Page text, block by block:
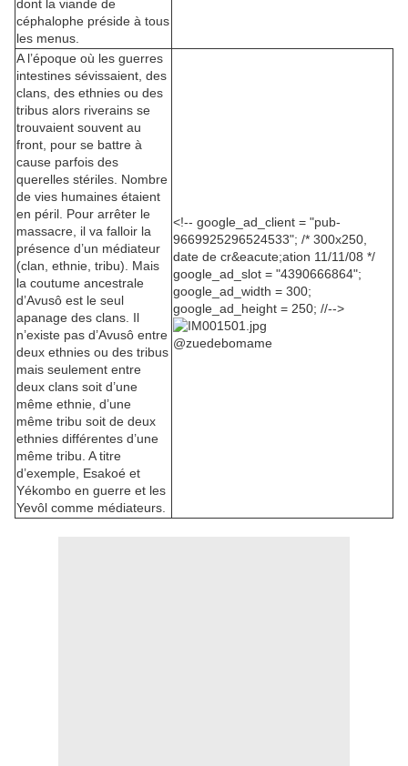
dont la viande de
céphalophe préside à tous
les menus.
A l’époque où les guerres
intestines sévissaient, des
clans, des ethnies ou des
tribus alors riverains se
trouvaient souvent au
front, pour se battre à
cause parfois des
querelles stériles. Nombre
de vies humaines étaient
en péril. Pour arrêter le
massacre, il va falloir la
présence d’un médiateur
(clan, ethnie, tribu). Mais
la coutume ancestrale
d’Avusô est le seul
apanage des clans. Il
n’existe pas d’Avusô entre
deux ethnies ou des tribus
mais seulement entre
deux clans soit d’une
même ethnie, d’une
même tribu soit de deux
ethnies différentes d’une
même tribu. A titre
d’exemple, Esakoé et
Yékombo en guerre et les
Yevôl comme médiateurs.
<!-- google_ad_client = "pub-
9669925296524533"; /* 300x250,
date de cr&eacute;ation 11/11/08 */
google_ad_slot = "4390666864";
google_ad_width = 300;
google_ad_height = 250; //-->
@zuedebomame